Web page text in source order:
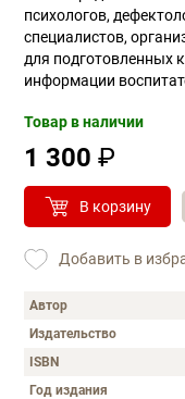
психологов,
специалистов,
для подготовленных
информации
Товар в наличии
1 300 ₽
В корзину
Добавить в
Автор
Издательство
ISBN
Год издания